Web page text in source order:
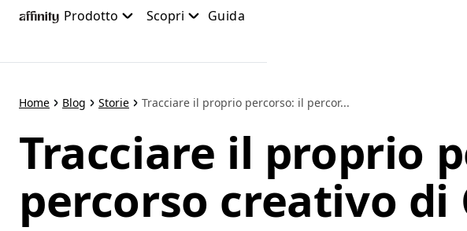
Passa
principale
Prodotto Scopri Guida
Home Blog Storie Tracciare il proprio percorso: il percor...
Tracciare il proprio
percorso creativo